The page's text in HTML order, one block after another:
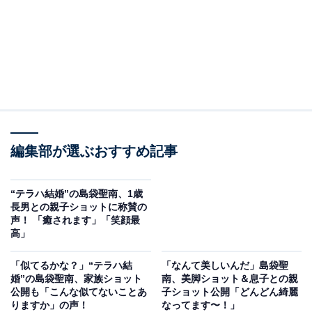
編集部が選ぶおすすめ記事
“テラハ結婚”の島袋聖南、1歳
長男との親子ショットに称賛の
声！ 「癒されます」「笑顔最
高」
「似てるかな？」“テラハ結
婚”の島袋聖南、家族ショット
公開も「こんな似てないことあ
りますか」の声！
「なんて美しいんだ」島袋聖
南、美脚ショット＆息子との親
子ショット公開「どんどん綺麗
なってます〜！」